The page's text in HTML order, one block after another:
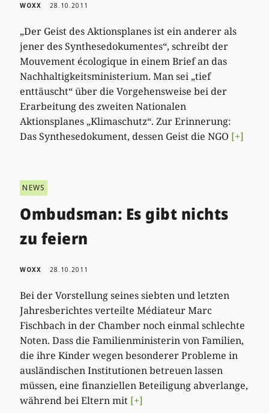
WOXX 28.10.2011
„Der Geist des Aktionsplanes ist ein anderer als
jener des Synthesedokumentes“, schreibt der
Mouvement écologique in einem Brief an das
Nachhaltigkeitsministerium. Man sei „tief
enttäuscht“ über die Vorgehensweise bei der
Erarbeitung des zweiten Nationalen
Aktionsplanes „Klimaschutz“. Zur Erinnerung:
Das Synthesedokument, dessen Geist die NGO [+]
NEWS
Ombudsman: Es gibt nichts
zu feiern
WOXX 28.10.2011
Bei der Vorstellung seines siebten und letzten
Jahresberichtes verteilte Médiateur Marc
Fischbach in der Chamber noch einmal schlechte
Noten. Dass die Familienministerin von Familien,
die ihre Kinder wegen besonderer Probleme in
ausländischen Institutionen betreuen lassen
müssen, eine finanziellen Beteiligung abverlange,
während bei Eltern mit [+]